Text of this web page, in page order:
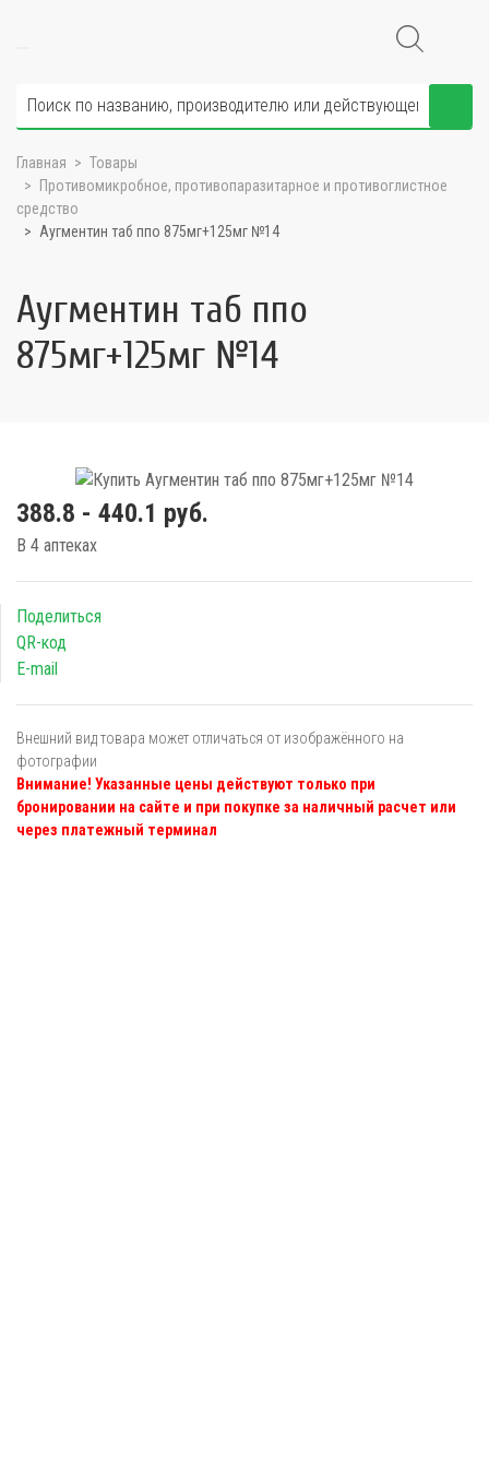
Главная
Товары
Противомикробное, противопаразитарное и противоглистное
средство
Аугментин таб ппо 875мг+125мг №14
Аугментин таб ппо
875мг+125мг №14
388.8 - 440.1 руб.
В 4 аптеках
Поделиться
QR-код
E-mail
Внешний вид товара может отличаться от изображённого на
фотографии
Внимание! Указанные цены действуют только при
бронировании на сайте и при покупке за наличный расчет или
через платежный терминал